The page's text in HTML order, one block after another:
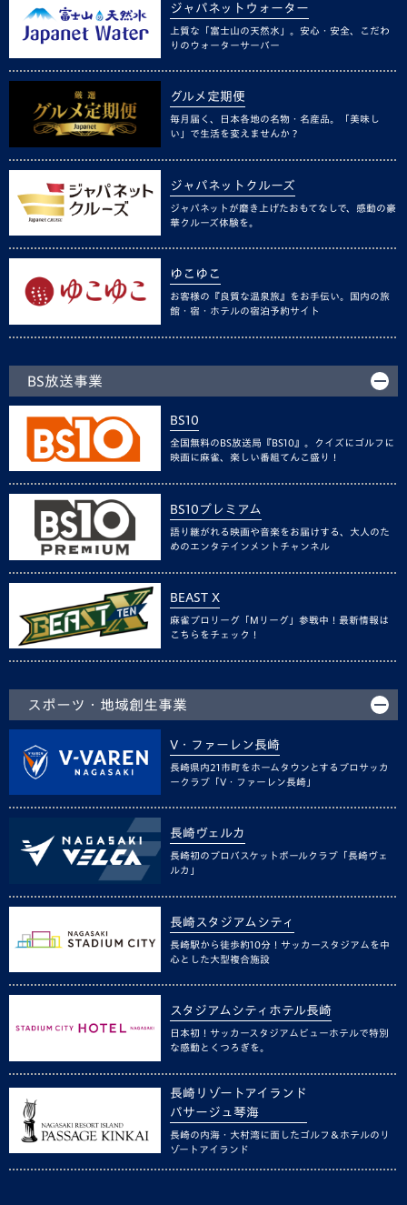
ジャパネットウォーター
上質な「富士山の天然水」。安心・安全、こだわ
りのウォーターサーバー
グルメ定期便
毎月届く、日本各地の名物・名産品。「美味し
い」で生活を変えませんか？
ジャパネットクルーズ
ジャパネットが磨き上げたおもてなしで、感動の豪
華クルーズ体験を。
ゆこゆこ
お客様の『良質な温泉旅』をお手伝い。国内の旅
館・宿・ホテルの宿泊予約サイト
BS放送事業
BS10
全国無料のBS放送局『BS10』。クイズにゴルフに
映画に麻雀、楽しい番組てんこ盛り！
BS10プレミアム
語り継がれる映画や音楽をお届けする、大人のた
めのエンタテインメントチャンネル
BEAST X
麻雀プロリーグ「Mリーグ」参戦中！最新情報は
こちらをチェック！
スポーツ・地域創生事業
V・ファーレン長崎
長崎県内21市町をホームタウンとするプロサッカ
ークラブ「V・ファーレン長崎」
長崎ヴェルカ
長崎初のプロバスケットボールクラブ「長崎ヴェ
ルカ」
長崎スタジアムシティ
長崎駅から徒歩約10分！サッカースタジアムを中
心とした大型複合施設
スタジアムシティホテル長崎
日本初！サッカースタジアムビューホテルで特別
な感動とくつろぎを。
長崎リゾートアイランド
パサージュ琴海
長崎の内海・大村湾に面したゴルフ＆ホテルのリ
ゾートアイランド